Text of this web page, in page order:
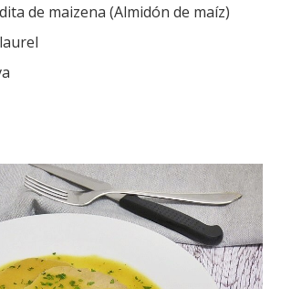
de maizena (Almidón de maíz)